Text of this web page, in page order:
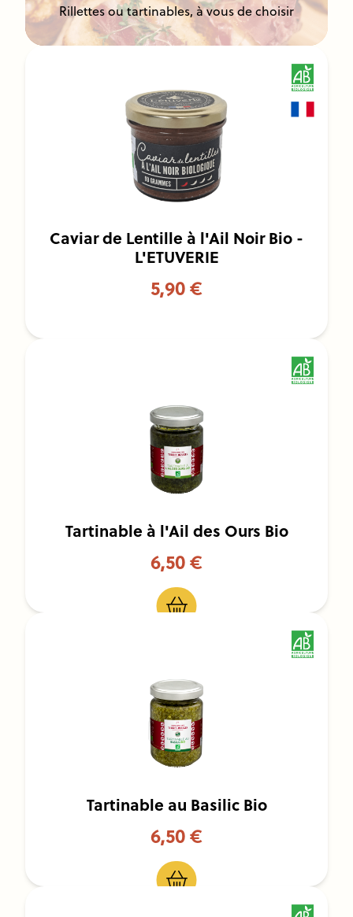
Rillettes ou tartinables, à vous de choisir
Caviar de Lentille à l'Ail Noir Bio -
L'ETUVERIE
5,90 €
Tartinable à l'Ail des Ours Bio
6,50 €
Tartinable au Basilic Bio
6,50 €